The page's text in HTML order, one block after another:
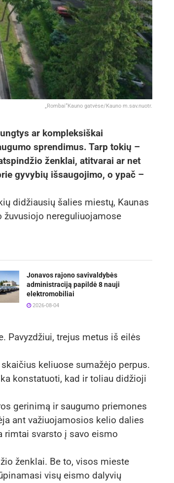
„Rombai“Kauno gatvėse/Kauno m.sav.nuotr.
ar kompleksiškai
sprendimus. Tarp tokių –
ženklai, atitvarai ar net
gyvybių išsaugojimo, o ypač –
didžiausių šalies miestų, Kaunas
žuvusiojo nereguliuojamose
Jonavos rajono savivaldybės
administraciją papildė 8 nauji
elektromobiliai
2026-08-04
Pavyzdžiui, trejus metus iš eilės
keliuose sumažėjo perpus.
konstatuoti, kad ir toliau didžioji
gerinimą ir saugumo priemones
ant važiuojamosios kelio dalies
rimtai svarsto į savo eismo
ženklai. Be to, visos mieste
visų eismo dalyvių